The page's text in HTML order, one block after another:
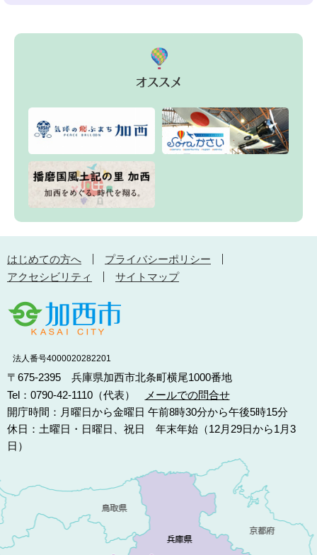
はじめての方へ
プライバシーポリシー
アクセシビリティ
サイトマップ
法人番号4000020282201
〒675-2395 兵庫県加西市北条町横尾1000番地
Tel：0790-42-1110（代表）
メールでの問合せ
開庁時間：月曜日から金曜日 午前8時30分から午後5時15分
休日：土曜日・日曜日、祝日 年末年始（12月29日から1月3
日）